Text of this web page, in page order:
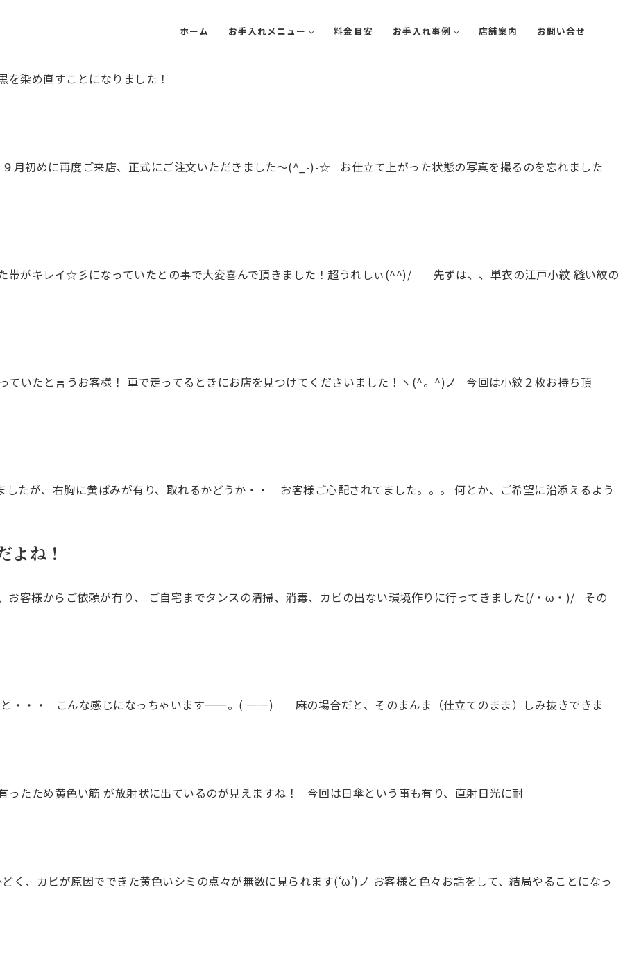
ホーム お手入れメニュー 料金目安 お手入れ事例 店舗案内 お問い合せ
を染め直すことになりました！
月初めに再度ご来店、正式にご注文いただきました～(^_-)-☆ お仕立て上がった状態の写真を撮るのを忘れました
帯がキレイ☆彡になっていたとの事で大変喜んで頂きました！超うれしぃ(^^)/ 先ずは、、単衣の江戸小紋 縫い紋の
いたと言うお客様！ 車で走ってるときにお店を見つけてくださいました！ヽ(^。^)ノ 今回は小紋２枚お持ち頂
たが、右胸に黄ばみが有り、取れるかどうか・・ お客様ご心配されてました。。。 何とか、ご希望に沿添えるよう
よね！
お客様からご依頼が有り、 ご自宅までタンスの清掃、消毒、カビの出ない環境作りに行ってきました(/・ω・)/ その
と・・・ こんな感じになっちゃいます——。( 一一) 麻の場合だと、そのまんま（仕立てのまま）しみ抜きできま
ため黄色い筋 が放射状に出ているのが見えますね！ 今回は日傘という事も有り、直射日光に耐
く、カビが原因でできた黄色いシミの点々が無数に見られます(‘ω’)ノ お客様と色々お話をして、結局やることになっ